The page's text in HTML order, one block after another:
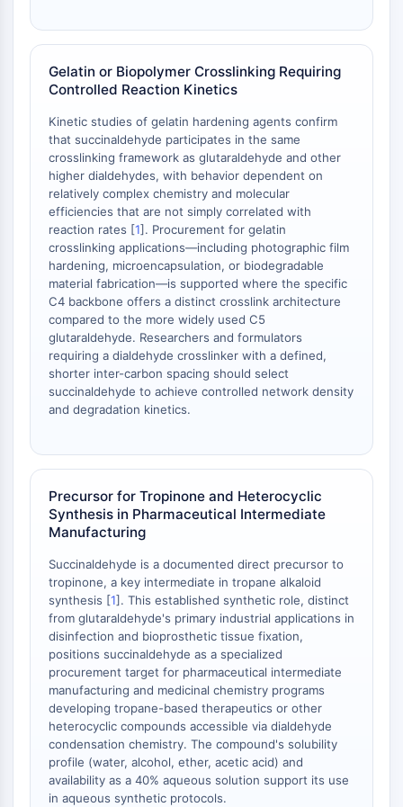
Monoamine oxydase
Récepteur cannabinoïde
mGluR
Canal TRP
Récepteur GABA
Récepteur opioïde
mAChR
iGluR
Cholinestérase (ChE)
Récepteur de la dopamine
Canal calcique
Récepteur adrénergique
Récepteur 5-HT
ANTI-INFECTION
Anti-infection
Parasite
Fongique
Antibiotique
Bactérien
ENZYME MÉTABOLIQUE/PROTÉASE
Enzyme métabolique/Protéase
Métabolisme du glucose
Métabolisme des acides
aminés/protéines
Métabolisme des lipides
Métabolite
SIGNALING PATHWAYS OTHERS
Signaling Pathways Others
ARNm
Phytohormone
Isomère médicamenteux
Gelatin or Biopolymer Crosslinking Requiring
Controlled Reaction Kinetics
Kinetic studies of gelatin hardening agents confirm
that succinaldehyde participates in the same
crosslinking framework as glutaraldehyde and other
higher dialdehydes, with behavior dependent on
relatively complex chemistry and molecular
efficiencies that are not simply correlated with
reaction rates [1]. Procurement for gelatin
crosslinking applications—including photographic film
hardening, microencapsulation, or biodegradable
material fabrication—is supported where the specific
C4 backbone offers a distinct crosslink architecture
compared to the more widely used C5
glutaraldehyde. Researchers and formulators
requiring a dialdehyde crosslinker with a defined,
shorter inter-carbon spacing should select
succinaldehyde to achieve controlled network density
and degradation kinetics.
Precursor for Tropinone and Heterocyclic
Synthesis in Pharmaceutical Intermediate
Manufacturing
Succinaldehyde is a documented direct precursor to
tropinone, a key intermediate in tropane alkaloid
synthesis [1]. This established synthetic role, distinct
from glutaraldehyde's primary industrial applications in
disinfection and bioprosthetic tissue fixation,
positions succinaldehyde as a specialized
procurement target for pharmaceutical intermediate
manufacturing and medicinal chemistry programs
developing tropane-based therapeutics or other
heterocyclic compounds accessible via dialdehyde
condensation chemistry. The compound's solubility
profile (water, alcohol, ether, acetic acid) and
availability as a 40% aqueous solution support its use
in aqueous synthetic protocols.